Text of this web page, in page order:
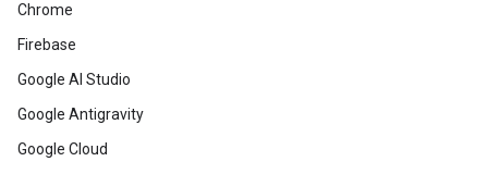
Chrome
Firebase
Google AI Studio
Google Antigravity
Google Cloud